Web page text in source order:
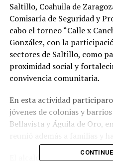
Saltillo, Coahuila de
Comisaría de Seguridad y
cabo el torneo “Calle x
González, con la
sectores de Saltillo, como
proximidad social y
convivencia comunitaria.
En esta actividad
jóvenes de colonias y
Bellavista y Águila de Oro,
El alcalde de Saltillo, Javier